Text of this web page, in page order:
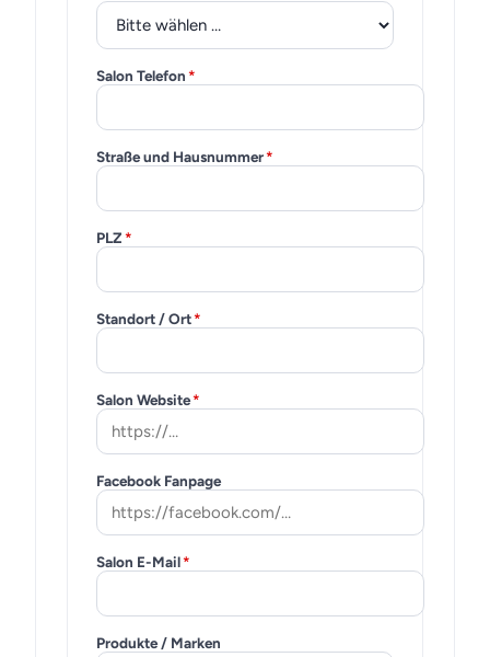
Salon Telefon*
Straße und Hausnummer*
PLZ*
Standort / Ort*
Salon Website*
Facebook Fanpage
Salon E-Mail*
Produkte / Marken